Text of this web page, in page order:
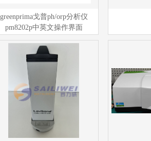
greenprima戈普ph/orp分析仪
pm8202p中英文操作界面